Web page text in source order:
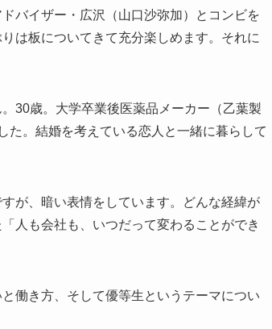
バイザー・広沢（山口沙弥加）とコンビを
は板についてきて充分楽しめます。それに
30歳。大学卒業後医薬品メーカー（乙葉製
た。結婚を考えている恋人と一緒に暮らして
が、暗い表情をしています。どんな経緯が
人も会社も、いつだって変わることができ
働き方、そして優等生というテーマについ